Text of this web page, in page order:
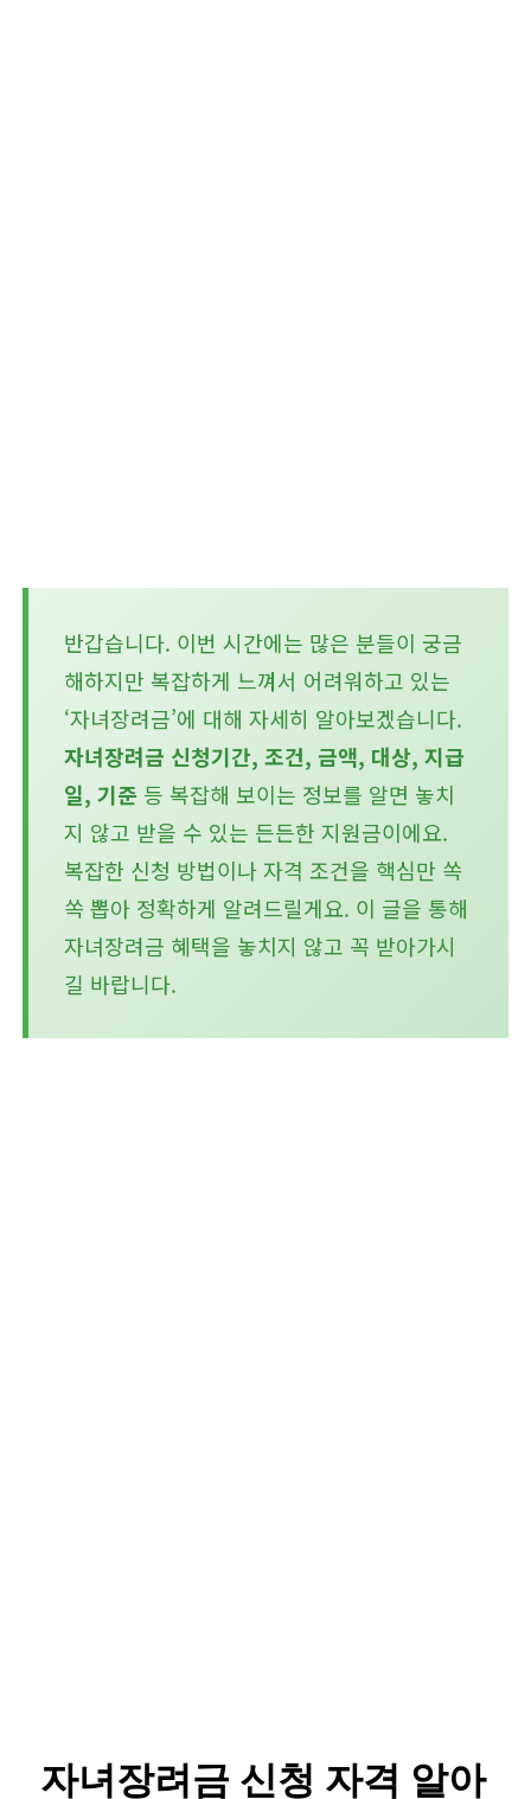
반갑습니다. 이번 시간에는 많은 분들이 궁금
해하지만 복잡하게 느껴서 어려워하고 있는
‘자녀장려금’에 대해 자세히 알아보겠습니다.
자녀장려금 신청기간, 조건, 금액, 대상, 지급
일, 기준 등 복잡해 보이는 정보를 알면 놓치
지 않고 받을 수 있는 든든한 지원금이에요.
복잡한 신청 방법이나 자격 조건을 핵심만 쏙
쏙 뽑아 정확하게 알려드릴게요. 이 글을 통해
자녀장려금 혜택을 놓치지 않고 꼭 받아가시
길 바랍니다.
자녀장려금 신청 자격 알아